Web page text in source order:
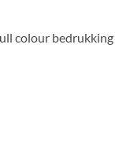
colour bedrukking